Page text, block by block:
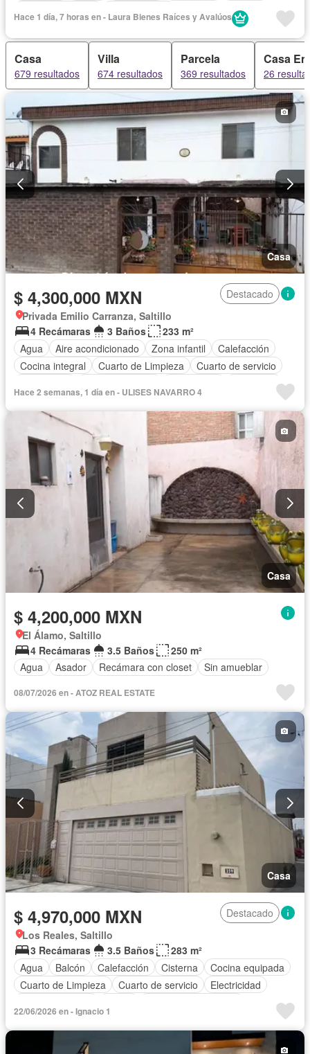
Hace 1 día, 7 horas en - Laura Bienes Raíces y Avalúos
Casa
679 resultados
Villa
674 resultados
Parcela
369 resultados
Casa
26
Casa
$ 4,300,000 MXN
Destacado
Privada Emilio Carranza, Saltillo
4 Recámaras
3 Baños
233 m²
Agua
Aire acondicionado Zona infantil
Calefacción
Cocina integral
Cuarto de Limpieza
Cuarto de servicio
Recámara con closet
Televisión por cable
Zonas verdes
Sin amueblar
Hace 2 semanas, 1 día en - ULISES NAVARRO 4
Casa
$ 4,200,000 MXN
El Álamo, Saltillo
4 Recámaras
3.5 Baños
250 m²
Agua
Asador Recámara con closet Sin amueblar
08/07/2026 en - ATOZ REAL ESTATE
Casa
$ 4,970,000 MXN
Destacado
Los Reales, Saltillo
3 Recámaras
3.5 Baños
283 m²
Agua
Balcón Calefacción Cisterna
Cocina equipada
Cuarto de Limpieza
Cuarto de servicio
Electricidad
Sin amueblar
22/06/2026 en - Ignacio 1